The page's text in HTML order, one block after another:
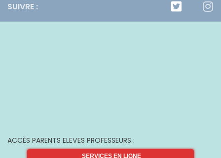
SUIVRE :
ACCÈS PARENTS ELEVES PROFESSEURS :
SERVICES EN LIGNE